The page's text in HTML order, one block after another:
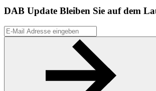
DAB Update Bleiben Sie auf dem